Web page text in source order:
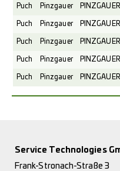
Puch Pinzgauer
Puch Pinzgauer
Puch Pinzgauer
Puch Pinzgauer
Puch Pinzgauer
Service Technologies
Frank-Stronach-Straße 3